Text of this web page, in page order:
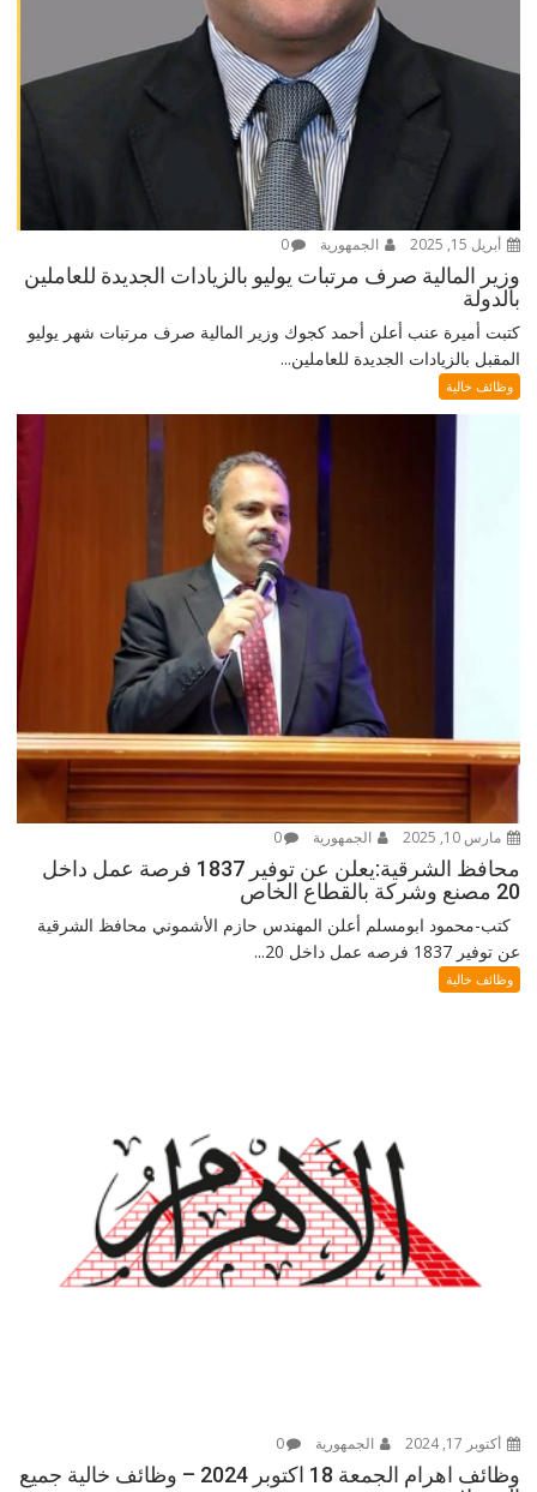
أبريل 15, 2025 الجمهورية 0
وزير المالية صرف مرتبات يوليو بالزيادات الجديدة للعاملين
بالدولة
كتبت أميرة عنب أعلن أحمد كجوك وزير المالية صرف مرتبات شهر يوليو
المقبل بالزيادات الجديدة للعاملين...
وظائف خالية
مارس 10, 2025 الجمهورية 0
محافظ الشرقية:يعلن عن توفير 1837 فرصة عمل داخل
20 مصنع وشركة بالقطاع الخاص
كتب-محمود ابومسلم أعلن المهندس حازم الأشموني محافظ الشرقية
عن توفير 1837 فرصه عمل داخل 20...
وظائف خالية
أكتوبر 17, 2024 الجمهورية 0
وظائف اهرام الجمعة 18 اكتوبر 2024 – وظائف خالية جميع